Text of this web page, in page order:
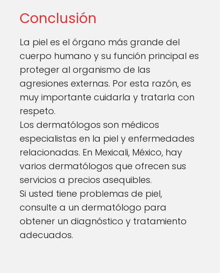
Conclusión
La piel es el órgano más grande del
cuerpo humano y su función principal es
proteger al organismo de las
agresiones externas. Por esta razón, es
muy importante cuidarla y tratarla con
respeto.
Los dermatólogos son médicos
especialistas en la piel y enfermedades
relacionadas. En Mexicali, México, hay
varios dermatólogos que ofrecen sus
servicios a precios asequibles.
Si usted tiene problemas de piel,
consulte a un dermatólogo para
obtener un diagnóstico y tratamiento
adecuados.